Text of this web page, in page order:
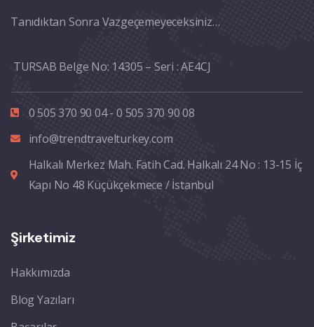
Tanıdıktan Sonra Vazgeçemeyeceksiniz…
TURSAB Belge No: 14305 – Seri : AE4CJ
0 505 370 90 04 - 0 505 370 90 08
info@trendtravelturkey.com
Halkalı Merkez Mah. Fatih Cad. Halkalı 24 No : 13-15 İç
Kapı No 48 Küçükçekmece / İstanbul
Şirketimiz
Hakkımızda
Blog Yazıları